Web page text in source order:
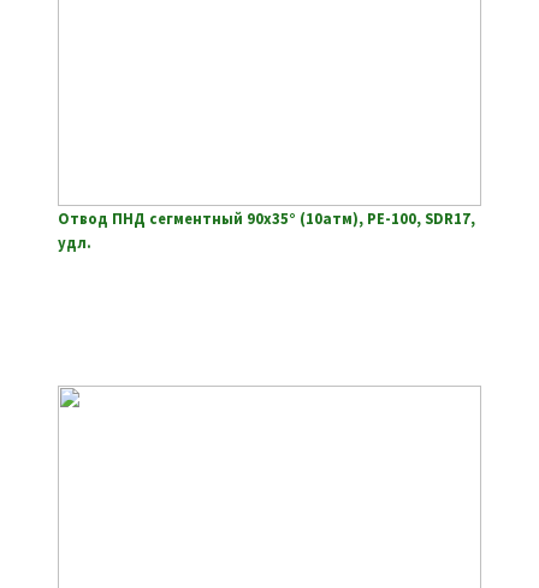
Отвод ПНД сегментный 90х35° (10атм), РЕ-100, SDR17,
удл.